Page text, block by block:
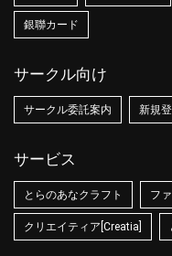
銀聯カード
サークル向け
サークル委託案内 新規
サービス
とらのあなクラフト フ
クリエイティア[Creatia]